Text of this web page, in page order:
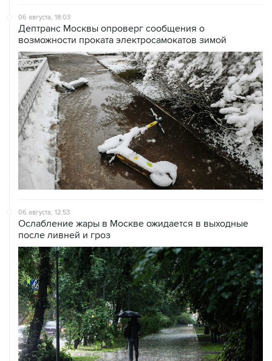
06 августа, 18:03
Дептранс Москвы опроверг сообщения о
возможности проката электросамокатов зимой
06 августа, 12:53
Ослабление жары в Москве ожидается в выходные
после ливней и гроз